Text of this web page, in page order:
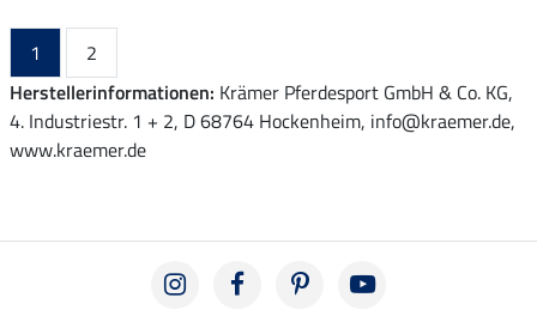
1
2
Herstellerinformationen: Krämer Pferdesport GmbH & Co. KG,
4. Industriestr. 1 + 2, D 68764 Hockenheim, info@kraemer.de,
www.kraemer.de